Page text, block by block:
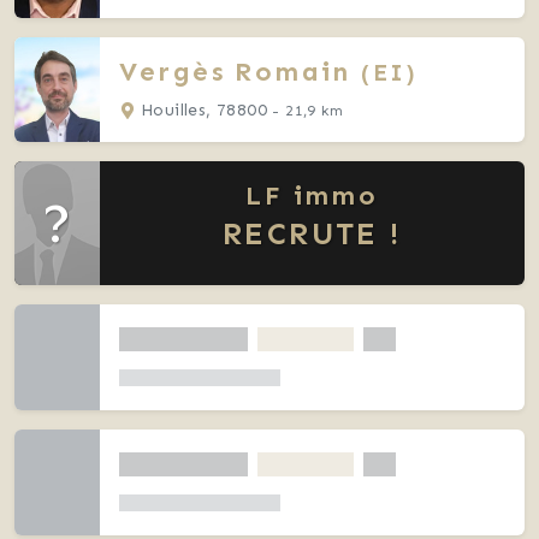
Vergès Romain (EI)
Houilles, 78800 - 21,9 km
? LF immo
RECRUTE !